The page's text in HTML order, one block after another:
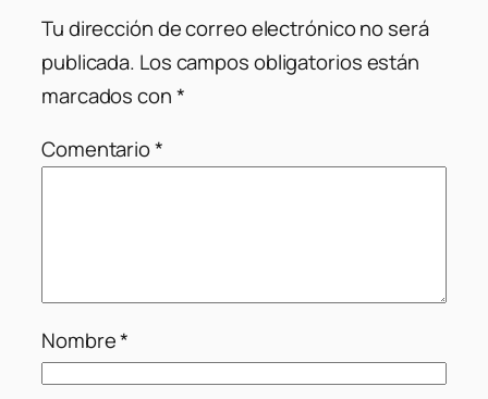
Tu dirección de correo electrónico no será
publicada. Los campos obligatorios están
marcados con*
Comentario*
Nombre*